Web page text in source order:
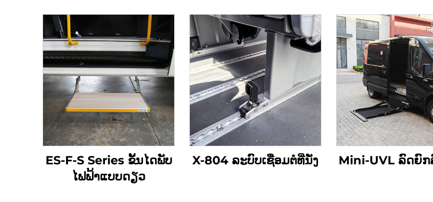
ES-F-S Series ຂັ້ນໄດພັບ
ໄຟຟ້າແບບດຽວ
X-804 ລະບົບເຊື່ອມຕໍ່ທີ່ນັ່ງ Mini-UVL ລົດຍົກ